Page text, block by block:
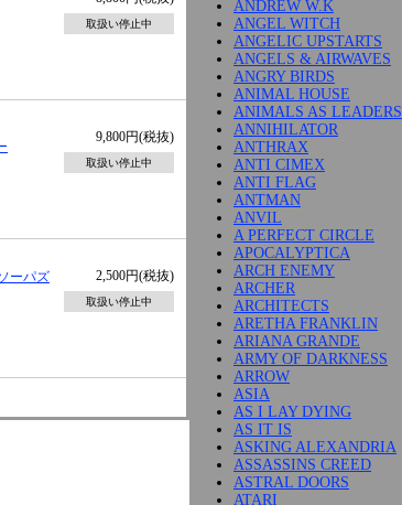
取扱い停止中
9,800円(税抜)
取扱い停止中
ーパズ
2,500円(税抜)
取扱い停止中
ANDREW W.K
ANGEL WITCH
ANGELIC UPSTARTS
ANGELS & AIRWAVES
ANGRY BIRDS
ANIMAL HOUSE
ANIMALS AS LEADERS
ANNIHILATOR
ANTHRAX
ANTI CIMEX
ANTI FLAG
ANTMAN
ANVIL
A PERFECT CIRCLE
APOCALYPTICA
ARCH ENEMY
ARCHER
ARCHITECTS
ARETHA FRANKLIN
ARIANA GRANDE
ARMY OF DARKNESS
ARROW
ASIA
AS I LAY DYING
AS IT IS
ASKING ALEXANDRIA
ASSASSINS CREED
ASTRAL DOORS
ATARI